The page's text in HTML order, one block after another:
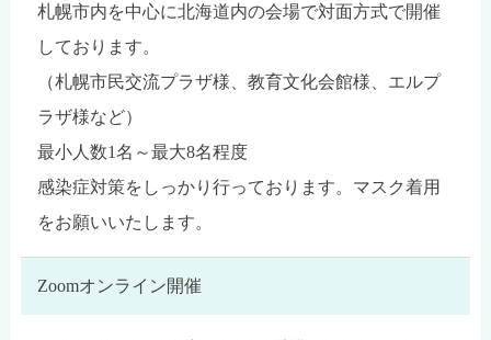
札幌市内を中心に北海道内の会場で対面方式で開催
しております。
（札幌市民交流プラザ様、教育文化会館様、エルプ
ラザ様など）
最小人数1名～最大8名程度
感染症対策をしっかり行っております。マスク着用
をお願いいたします。
Zoomオンライン開催